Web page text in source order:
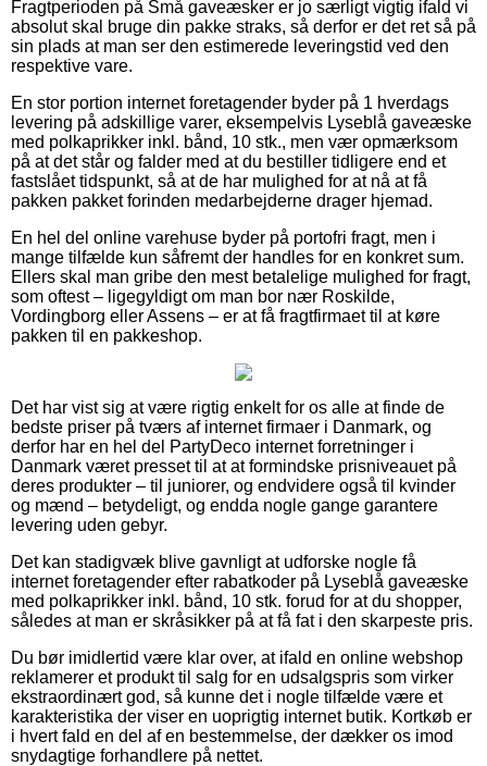
Fragtperioden på Små gaveæsker er jo særligt vigtig ifald vi
absolut skal bruge din pakke straks, så derfor er det ret så på
sin plads at man ser den estimerede leveringstid ved den
respektive vare.
En stor portion internet foretagender byder på 1 hverdags
levering på adskillige varer, eksempelvis Lyseblå gaveæske
med polkaprikker inkl. bånd, 10 stk., men vær opmærksom
på at det står og falder med at du bestiller tidligere end et
fastslået tidspunkt, så at de har mulighed for at nå at få
pakken pakket forinden medarbejderne drager hjemad.
En hel del online varehuse byder på portofri fragt, men i
mange tilfælde kun såfremt der handles for en konkret sum.
Ellers skal man gribe den mest betalelige mulighed for fragt,
som oftest – ligegyldigt om man bor nær Roskilde,
Vordingborg eller Assens – er at få fragtfirmaet til at køre
pakken til en pakkeshop.
Det har vist sig at være rigtig enkelt for os alle at finde de
bedste priser på tværs af internet firmaer i Danmark, og
derfor har en hel del PartyDeco internet forretninger i
Danmark været presset til at at formindske prisniveauet på
deres produkter – til juniorer, og endvidere også til kvinder
og mænd – betydeligt, og endda nogle gange garantere
levering uden gebyr.
Det kan stadigvæk blive gavnligt at udforske nogle få
internet foretagender efter rabatkoder på Lyseblå gaveæske
med polkaprikker inkl. bånd, 10 stk. forud for at du shopper,
således at man er skråsikker på at få fat i den skarpeste pris.
Du bør imidlertid være klar over, at ifald en online webshop
reklamerer et produkt til salg for en udsalgspris som virker
ekstraordinært god, så kunne det i nogle tilfælde være et
karakteristika der viser en uoprigtig internet butik. Kortkøb er
i hvert fald en del af en bestemmelse, der dækker os imod
snydagtige forhandlere på nettet.